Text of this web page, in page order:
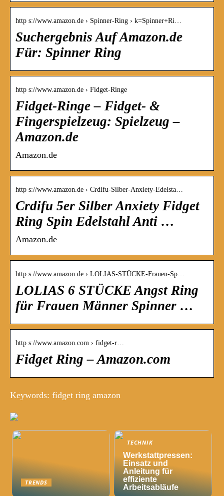
http s://www.amazon.de › Spinner-Ring › k=Spinner+Ri…
Suchergebnis Auf Amazon.de
Für: Spinner Ring
http s://www.amazon.de › Fidget-Ringe
Fidget-Ringe – Fidget- &
Fingerspielzeug: Spielzeug –
Amazon.de
Amazon.de
http s://www.amazon.de › Crdifu-Silber-Anxiety-Edelsta…
Crdifu 5er Silber Anxiety Fidget
Ring Spin Edelstahl Anti …
Amazon.de
http s://www.amazon.de › LOLIAS-STÜCKE-Frauen-Sp…
LOLIAS 6 STÜCKE Angst Ring
für Frauen Männer Spinner …
http s://www.amazon.com › fidget-r…
Fidget Ring – Amazon.com
Keywords: fidget ring amazon
TRENDS
TECHNIK
Werkstattpressen:
Einsatz und
Anleitung für
effiziente
Arbeitsabläufe